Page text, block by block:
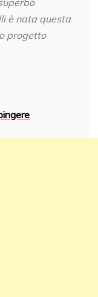
è nata questa
progetto